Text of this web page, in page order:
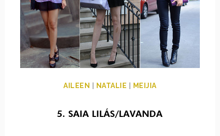
AILEEN NATALIE MEIJIA
5. SAIA LILÁS/LAVANDA